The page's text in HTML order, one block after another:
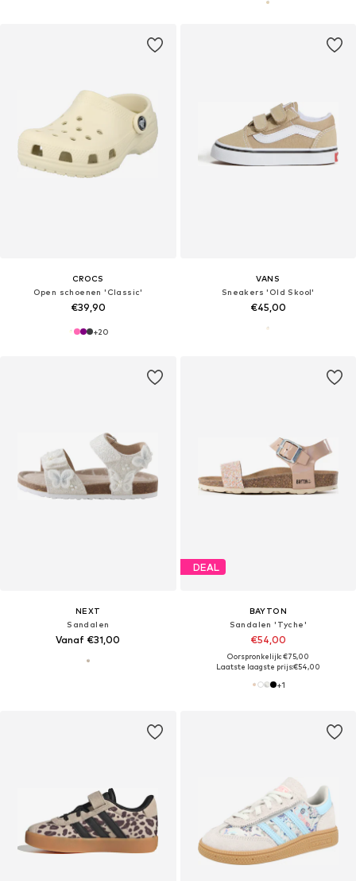
CROCS
Open schoenen 'Classic'
€39,90
+20
VANS
Sneakers 'Old Skool'
€45,00
NEXT
Sandalen
Vanaf €31,00
DEAL
BAYTON
Sandalen 'Tyche'
€54,00
Oorspronkelijk: €75,00
Laatste laagste prijs:€54,00
+1